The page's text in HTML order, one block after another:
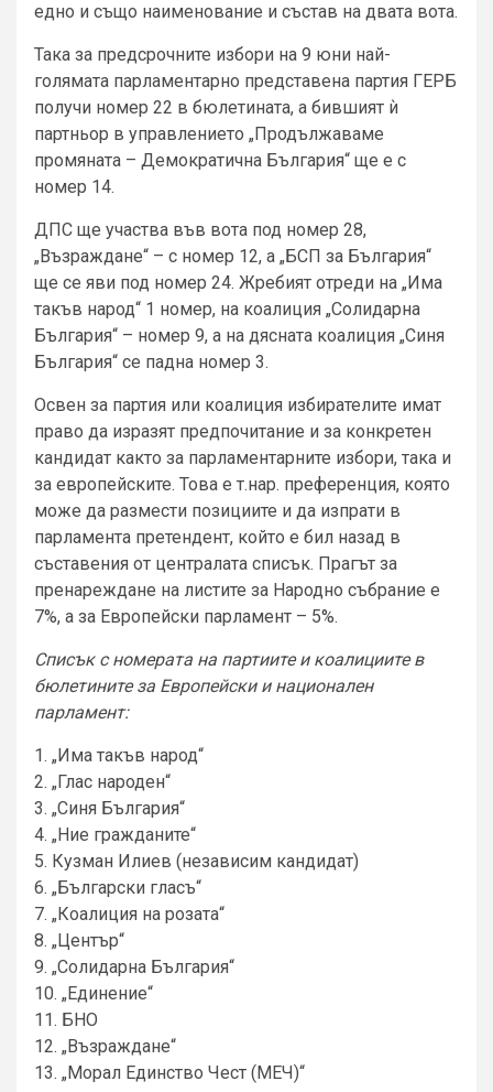
едно и също наименование и състав на двата вота.
Така за предсрочните избори на 9 юни най-
голямата парламентарно представена партия ГЕРБ
получи номер 22 в бюлетината, а бившият ѝ
партньор в управлението „Продължаваме
промяната – Демократична България“ ще е с
номер 14.
ДПС ще участва във вота под номер 28,
„Възраждане“ – с номер 12, а „БСП за България“
ще се яви под номер 24. Жребият отреди на „Има
такъв народ“ 1 номер, на коалиция „Солидарна
България“ – номер 9, а на дясната коалиция „Синя
България“ се падна номер 3.
Освен за партия или коалиция избирателите имат
право да изразят предпочитание и за конкретен
кандидат както за парламентарните избори, така и
за европейските. Това е т.нар. преференция, която
може да размести позициите и да изпрати в
парламента претендент, който е бил назад в
съставения от централата списък. Прагът за
пренареждане на листите за Народно събрание е
7%, а за Европейски парламент – 5%.
Списък с номерата на партиите и коалициите в
бюлетините за Европейски и национален
парламент:
1. „Има такъв народ“
2. „Глас народен“
3. „Синя България“
4. „Ние гражданите“
5. Кузман Илиев (независим кандидат)
6. „Български гласъ“
7. „Коалиция на розата“
8. „Център“
9. „Солидарна България“
10. „Единение“
11. БНО
12. „Възраждане“
13. „Морал Единство Чест (МЕЧ)“